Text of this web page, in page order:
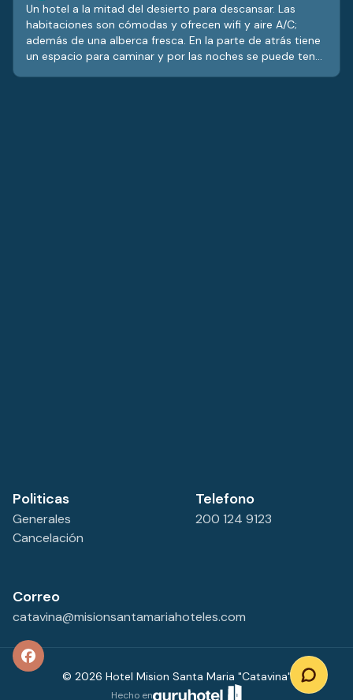
Un hotel a la mitad del desierto para descansar. Las
habitaciones son cómodas y ofrecen wifi y aire A/C;
además de una alberca fresca. En la parte de atrás tiene
un espacio para caminar y por las noches se puede tener
Politicas
Generales
Cancelación
Telefono
200 124 9123
Correo
catavina@misionsantamariahoteles.com
© 2026 Hotel Mision Santa Maria "Catavina"
Hecho en